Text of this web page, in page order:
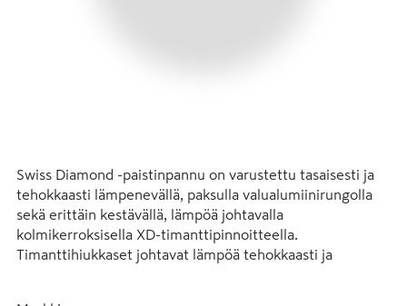
Swiss Diamond -paistinpannu on varustettu tasaisesti ja
tehokkaasti lämpenevällä, paksulla valualumiinirungolla
sekä erittäin kestävällä, lämpöä johtavalla
kolmikerroksisella XD-timanttipinnoitteella.
Timanttihiukkaset johtavat lämpöä tehokkaasti ja